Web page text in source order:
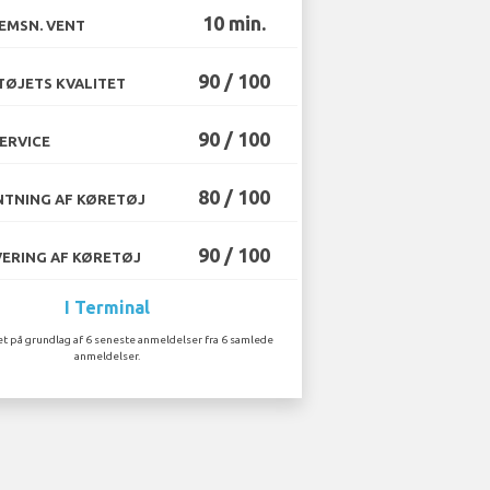
VENT 10 min.
KVALITET 90 / 100
90 / 100
AF KØRETØJ 80 / 100
AF KØRETØJ 90 / 100
I Terminal
på grundlag af 6 seneste anmeldelser fra 6 samlede
anmeldelser.